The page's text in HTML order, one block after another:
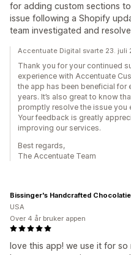
for adding custom sections
issue following a Shopify
team investigated and
Accentuate Digital svarte 23. juli
Thank you for your continued
experience with Accentuate
the app has been beneficial for
years. It’s also great to know
promptly resolve the issue you
Your feedback is greatly
improving our services.
Best regards,
The Accentuate Team
love this app! we use it for
Bissinger's Handcrafted
USA
Over 4 år bruker appen